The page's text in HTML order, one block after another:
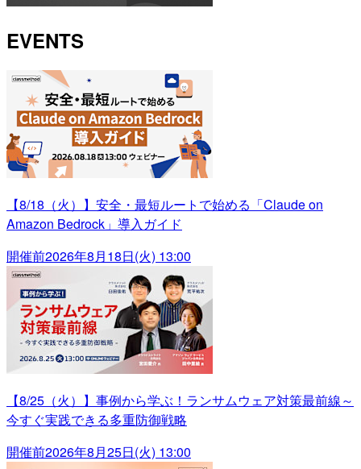
EVENTS
【8/18（火）】安全・最短ルートで始める「Claude on
Amazon Bedrock」導入ガイド
開催前2026年8月18日(火) 13:00
【8/25（火）】事例から学ぶ！ランサムウェア対策最前線～
今すぐ実践できる多重防御戦略
開催前2026年8月25日(火) 13:00